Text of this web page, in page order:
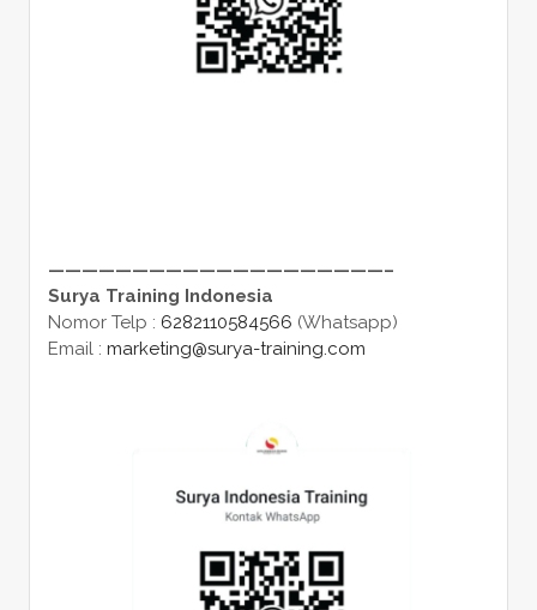
————————————————————–
Surya Training Indonesia
Nomor Telp : 6282110584566 (Whatsapp)
Email : marketing@surya-training.com